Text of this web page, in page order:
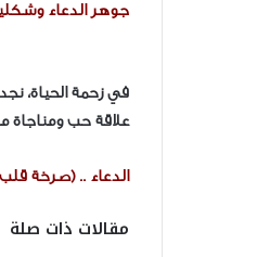
جوهر الدعاء
​في زحمة الحياة،
علاقة حب ومناجاة
الدعاء .. (صرخة
مقالات ذات صلة